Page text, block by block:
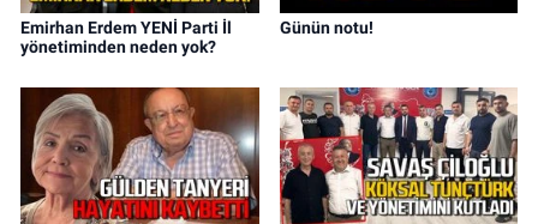
Emirhan Erdem YENİ Parti İl
yönetiminden neden yok?
Günün notu!